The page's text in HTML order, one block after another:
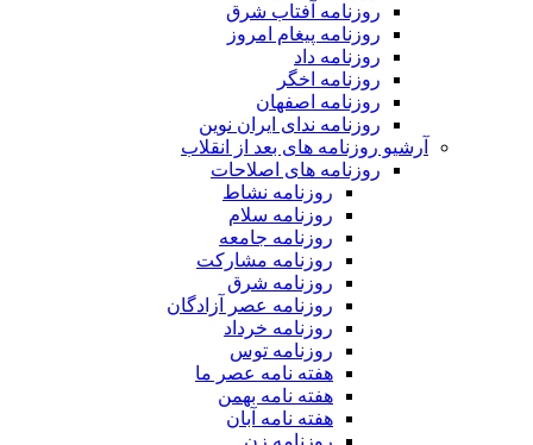
روزنامه آفتاب شرق
روزنامه پیغام امروز
روزنامه داد
روزنامه اخگر
روزنامه اصفهان
روزنامه ندای ایران نوین
آرشیو روزنامه های بعد از انقلاب
روزنامه های اصلاحات
روزنامه نشاط
روزنامه سلام
روزنامه جامعه
روزنامه مشارکت
روزنامه شرق
روزنامه عصر آزادگان
روزنامه خرداد
روزنامه توس
هفته نامه عصر ما
هفته نامه بهمن
هفته نامه آبان
روزنامه زن